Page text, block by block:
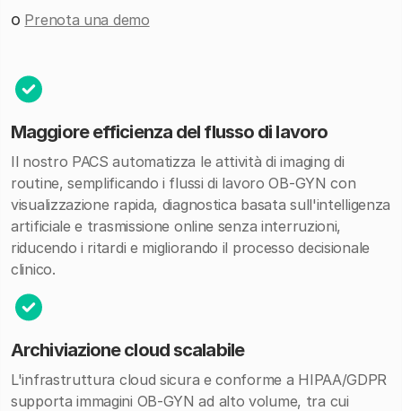
o Prenota una demo
Maggiore efficienza del flusso di lavoro
Il nostro PACS automatizza le attività di imaging di
routine, semplificando i flussi di lavoro OB-GYN con
visualizzazione rapida, diagnostica basata sull'intelligenza
artificiale e trasmissione online senza interruzioni,
riducendo i ritardi e migliorando il processo decisionale
clinico.
Archiviazione cloud scalabile
L'infrastruttura cloud sicura e conforme a HIPAA/GDPR
supporta immagini OB-GYN ad alto volume, tra cui